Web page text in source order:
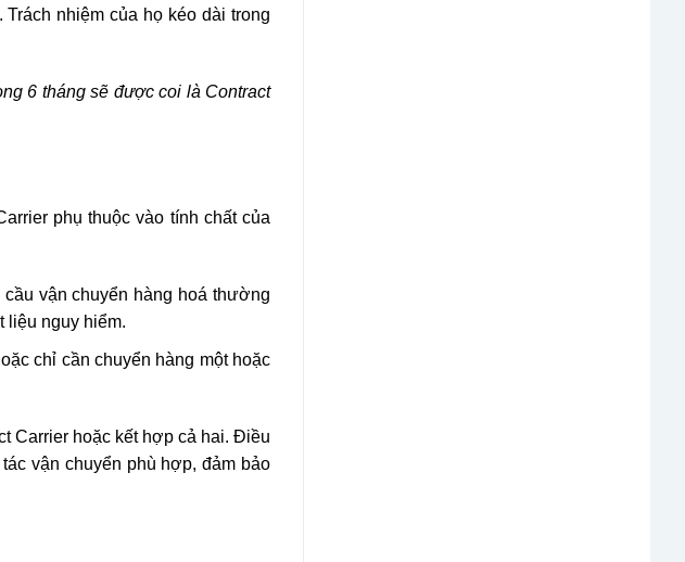
nhiệm của họ kéo dài trong
6 tháng sẽ được coi là Contract
phụ thuộc vào tính chất của
vận chuyển hàng hoá thường
liệu nguy hiểm.
chỉ cần chuyển hàng một hoặc
Carrier hoặc kết hợp cả hai. Điều
vận chuyển phù hợp, đảm bảo